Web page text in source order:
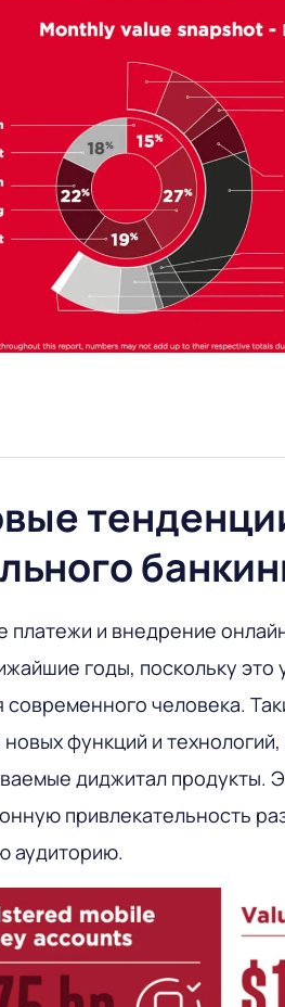
и внедрение
годы, поскольку
современного человека.
функций и
диджитал продукты.
привлекательность
аудиторию.